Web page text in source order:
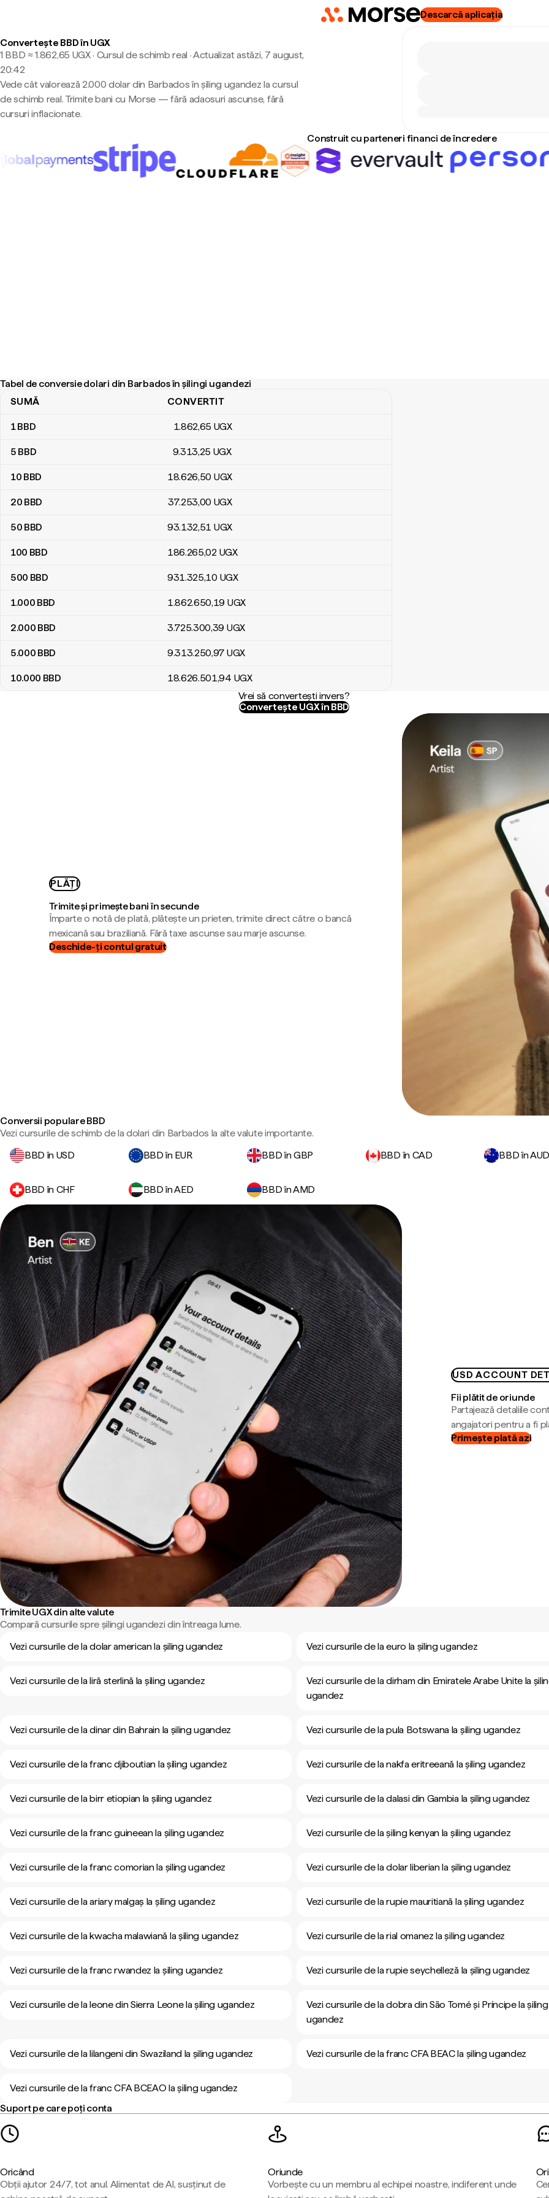
Descarcă aplicația
Convertește BBD în UGX
1 BBD ≈ 1.862,65 UGX · Cursul de schimb real ·Actualizat astăzi, 7 august,
20:42
Vede cât valorează 2.000 dolar din Barbados în șiling ugandez la cursul
de schimb real. Trimite bani cu Morse — fără adaosuri ascunse, fără
cursuri inflacionate.
Construit cu parteneri financi de încredere
Tabel de conversie dolari din Barbados în șilingi ugandezi
Tabel de conversie dolari din Barbados în șilingi ugandezi
SUMĂ CONVERTIT
1BBD 1.862,65 UGX
5 BBD 9.313,25 UGX
10 BBD 18.626,50 UGX
20 BBD 37.253,00 UGX
50 BBD 93.132,51 UGX
100 BBD 186.265,02 UGX
500 BBD 931.325,10 UGX
1.000 BBD 1.862.650,19 UGX
2.000 BBD 3.725.300,39 UGX
5.000 BBD 9.313.250,97 UGX
10.000 BBD 18.626.501,94 UGX
Vrei să convertești invers?
Convertește UGX în BBD
PLĂȚI
Trimite și primește bani în secunde
Împarte o notă de plată, plătește un prieten, trimite direct către o bancă
mexicană sau braziliană. Fără taxe ascunse sau marje ascunse.
Deschide-ți contul gratuit
Conversii populare BBD
Vezi cursurile de schimb de la dolari din Barbados la alte valute importante.
BBD în USD
BBD în EUR BBD în GBP BBD în CAD BBD în
BBD în CHF BBD în AED BBD în AMD
USD ACCOUNT
Fii plătit de oriunde
Partajează detaliile
angajatori pentru a fi
Primește plată azi
Trimite UGX din alte valute
Compară cursurile spre șilingi ugandezi din întreaga lume.
Vezi cursurile de la dolar american la șiling ugandez
Vezi cursurile de la euro la șiling ugandez
Vezi cursurile de la liră sterlină la șiling ugandez
Vezi cursurile de la dirham din Emiratele Arabe Unite la
ugandez
Vezi cursurile de la dinar din Bahrain la șiling ugandez Vezi cursurile de la pula Botswana la șiling ugandez
Vezi cursurile de la franc djiboutian la șiling ugandez Vezi cursurile de la nakfa eritreeană la șiling ugandez
Vezi cursurile de la birr etiopian la șiling ugandez Vezi cursurile de la dalasi din Gambia la șiling ugandez
Vezi cursurile de la franc guineean la șiling ugandez Vezi cursurile de la șiling kenyan la șiling ugandez
Vezi cursurile de la franc comorian la șiling ugandez Vezi cursurile de la dolar liberian la șiling ugandez
Vezi cursurile de la ariary malgaș la șiling ugandez Vezi cursurile de la rupie mauritiană la șiling ugandez
Vezi cursurile de la kwacha malawiană la șiling ugandez Vezi cursurile de la rial omanez la șiling ugandez
Vezi cursurile de la franc rwandez la șiling ugandez Vezi cursurile de la rupie seychelleză la șiling ugandez
Vezi cursurile de la leone din Sierra Leone la șiling ugandez
Vezi cursurile de la dobra din São Tomé și Príncipe la șiling
ugandez
Vezi cursurile de la lilangeni din Swaziland la șiling ugandez Vezi cursurile de la franc CFA BEAC la șiling ugandez
Vezi cursurile de la franc CFA BCEAO la șiling ugandez
Suport pe care poți conta
Oricând
Obții ajutor 24/7, tot anul. Alimentat de AI, susținut de
Oriunde
Vorbește cu un membru al echipei noastre, indiferent unde